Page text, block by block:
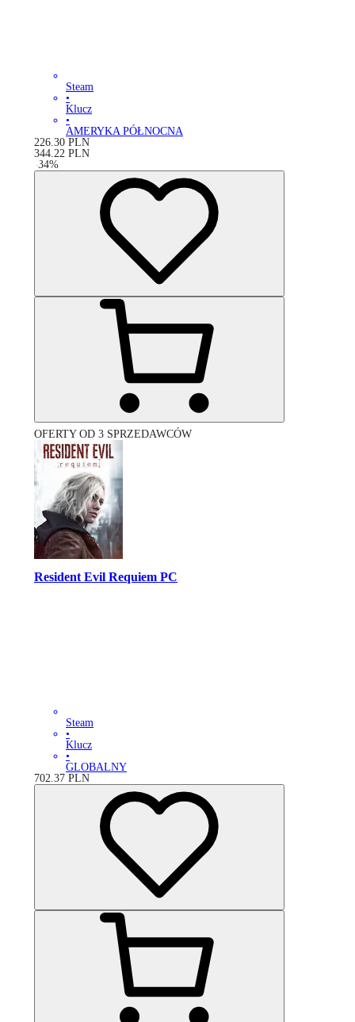
Steam
•
Klucz
•
AMERYKA PÓŁNOCNA
226.30 PLN
344.22 PLN
-34%
OFERTY OD 3 SPRZEDAWCÓW
Resident Evil Requiem PC
Steam
•
Klucz
•
GLOBALNY
702.37 PLN